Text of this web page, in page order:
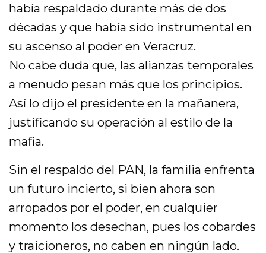
había respaldado durante más de dos
décadas y que había sido instrumental en
su ascenso al poder en Veracruz.
No cabe duda que, las alianzas temporales
a menudo pesan más que los principios.
Así lo dijo el presidente en la mañanera,
justificando su operación al estilo de la
mafia.
Sin el respaldo del PAN, la familia enfrenta
un futuro incierto, si bien ahora son
arropados por el poder, en cualquier
momento los desechan, pues los cobardes
y traicioneros, no caben en ningún lado.